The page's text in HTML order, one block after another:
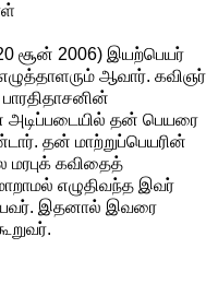
20 சூன் 2006) இயற்பெயர்
ஆவார். கவிஞர்
அடிப்படையில் தன் பெயரை
தன் மாற்றுப்பெயரின்
மரபுக் கவிதைத்
எழுதிவந்த இவர்
இதனால் இவரை